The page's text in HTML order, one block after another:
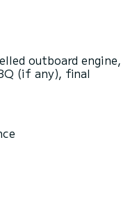
outboard engine,
(if any), final